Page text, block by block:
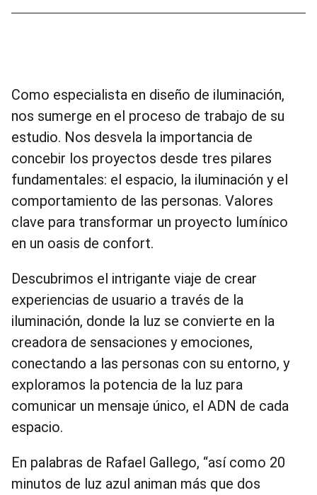
Como especialista en diseño de iluminación,
nos sumerge en el proceso de trabajo de su
estudio. Nos desvela la importancia de
concebir los proyectos desde tres pilares
fundamentales: el espacio, la iluminación y el
comportamiento de las personas. Valores
clave para transformar un proyecto lumínico
en un oasis de confort.
Descubrimos el intrigante viaje de crear
experiencias de usuario a través de la
iluminación, donde la luz se convierte en la
creadora de sensaciones y emociones,
conectando a las personas con su entorno, y
exploramos la potencia de la luz para
comunicar un mensaje único, el ADN de cada
espacio.
En palabras de Rafael Gallego, “así como 20
minutos de luz azul animan más que dos